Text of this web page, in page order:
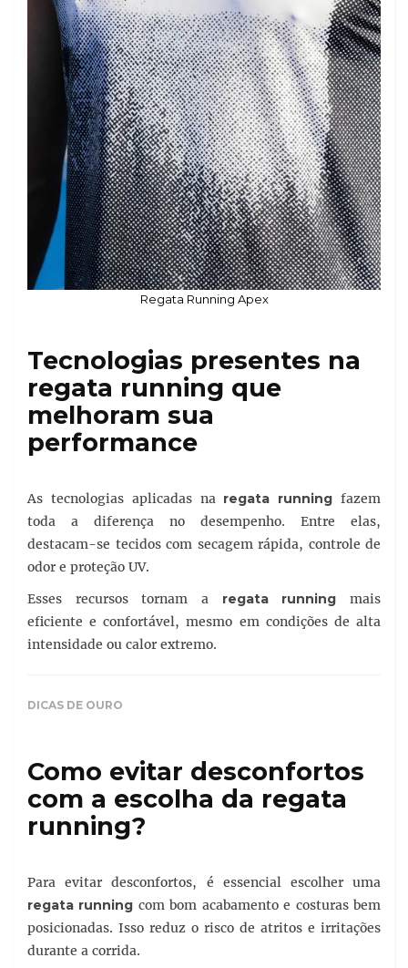
Regata Running Apex
Tecnologias presentes na
regata running que
melhoram sua
performance
As tecnologias aplicadas na regata running fazem
toda a diferença no desempenho. Entre elas,
destacam-se tecidos com secagem rápida, controle de
odor e proteção UV.
Esses recursos tornam a regata running mais
eficiente e confortável, mesmo em condições de alta
intensidade ou calor extremo.
DICAS DE OURO
Como evitar desconfortos
com a escolha da regata
running?
Para evitar desconfortos, é essencial escolher uma
regata running com bom acabamento e costuras bem
posicionadas. Isso reduz o risco de atritos e irritações
durante a corrida.